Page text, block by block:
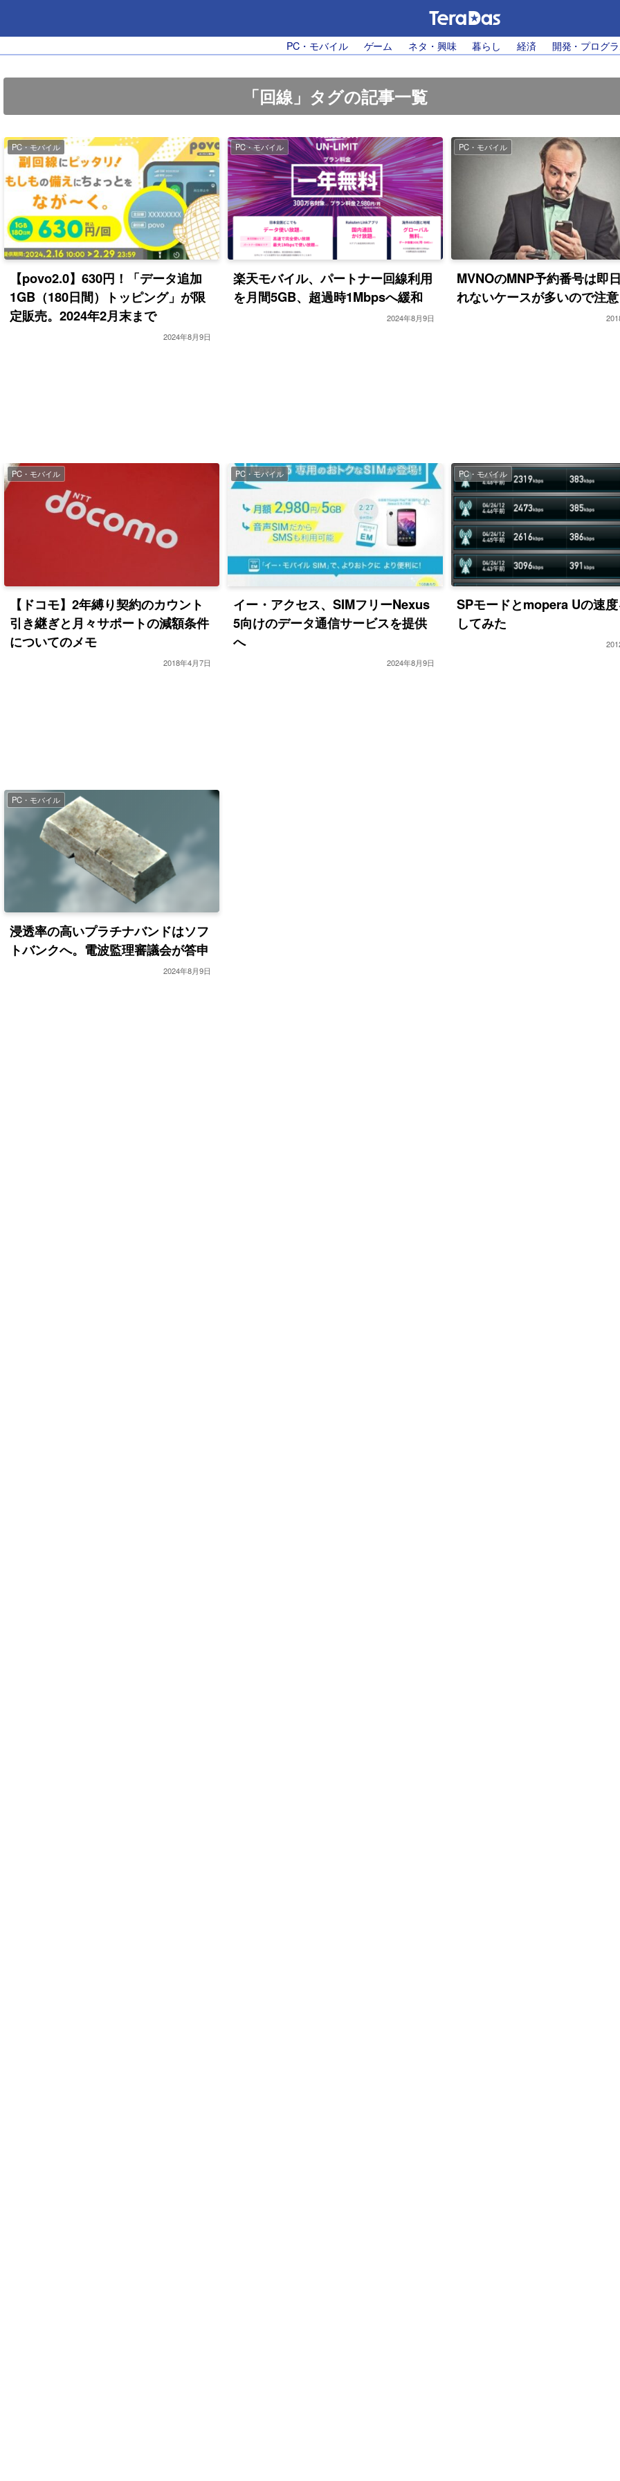
PC・モバイル ゲーム ネタ・興味 暮らし 経済 開発・プログ
「回線」タグの記事一覧
PC・モバイル
【povo2.0】630円！「データ追加
1GB（180日間）トッピング」が限
定販売。2024年2月末まで
2024年8月9日
PC・モバイル
楽天モバイル、パートナー回線利用
を月間5GB、超過時1Mbpsへ緩和
2024年8月9日
PC・モバイル
MVNOのMNP予約番号は即
れないケースが多いので注意
PC・モバイル
【ドコモ】2年縛り契約のカウント
引き継ぎと月々サポートの減額条件
についてのメモ
2018年4月7日
PC・モバイル
イー・アクセス、SIMフリーNexus
5向けのデータ通信サービスを提供
へ
2024年8月9日
PC・モバイル
SPモードとmopera Uの速
してみた
PC・モバイル
浸透率の高いプラチナバンドはソフ
トバンクへ。電波監理審議会が答申
2024年8月9日